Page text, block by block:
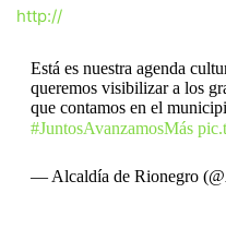
http://
Está es nuestra agenda
queremos visibilizar a los
que contamos en el
#JuntosAvanzamosMás
— Alcaldía de Rionegro